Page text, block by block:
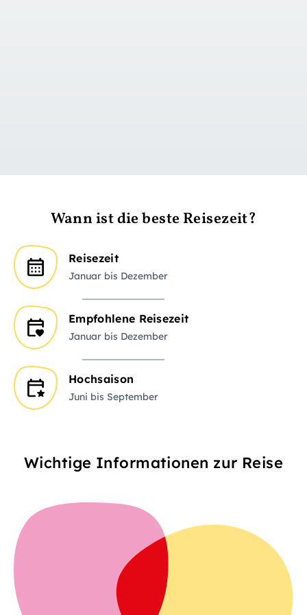
Wann ist die beste Reisezeit?
Reisezeit
Januar bis Dezember
Empfohlene Reisezeit
Januar bis Dezember
Hochsaison
Juni bis September
Wichtige Informationen zur Reise